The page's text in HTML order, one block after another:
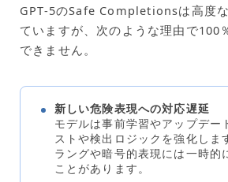
GPT-5のSafe Completionsは高度
ていますが、次のような理由で100
できません。
新しい危険表現への対応遅延
モデルは事前学習やアップデー
ストや検出ロジックを強化しま
ラングや暗号的表現には一時的
ことがあります。